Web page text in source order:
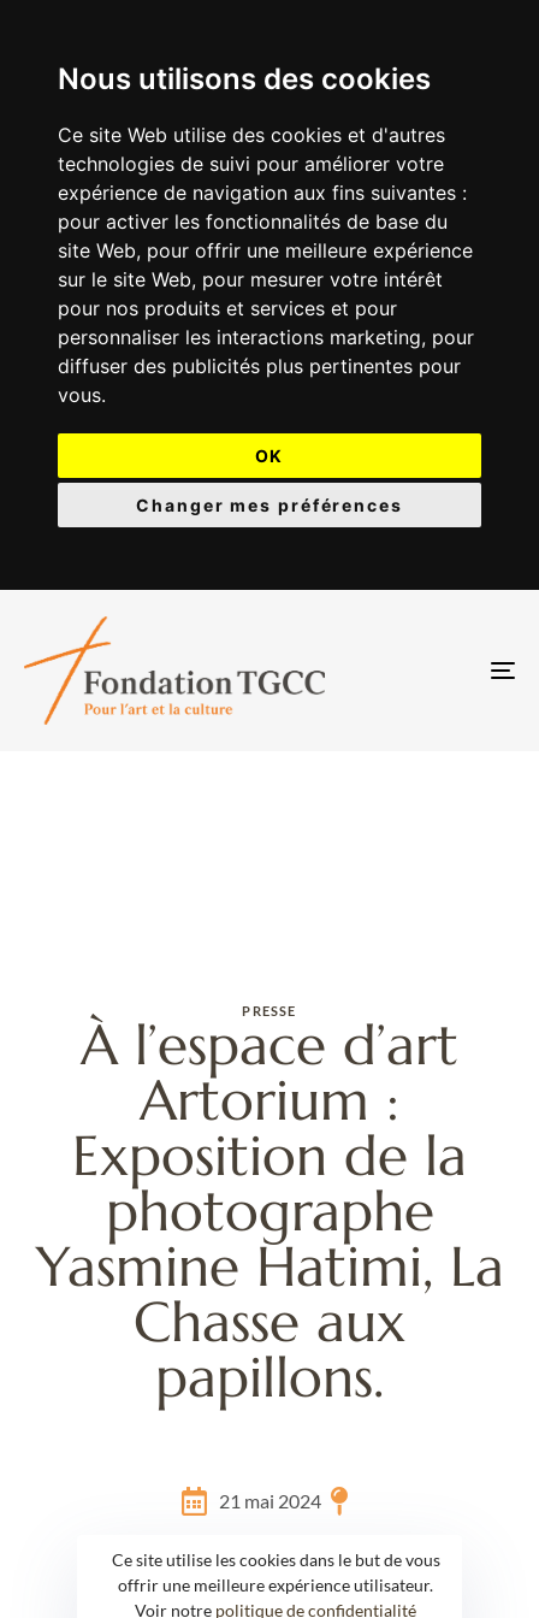
Nous utilisons des cookies
Ce site Web utilise des cookies et d'autres
technologies de suivi pour améliorer votre
expérience de navigation aux fins suivantes :
pour activer les fonctionnalités de base du
site Web, pour offrir une meilleure expérience
sur le site Web, pour mesurer votre intérêt
pour nos produits et services et pour
personnaliser les interactions marketing, pour
diffuser des publicités plus pertinentes pour
vous.
OK
Changer mes préférences
PRESSE
À l’espace d’art
Artorium :
Exposition de la
photographe
Yasmine Hatimi, La
Chasse aux
papillons.
21 mai 2024
Ce site utilise les cookies dans le but de vous
offrir une meilleure expérience utilisateur.
Voir notre politique de confidentialité